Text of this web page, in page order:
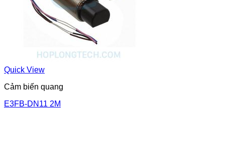
Quick View
Cảm biến quang
E3FB-DN11 2M